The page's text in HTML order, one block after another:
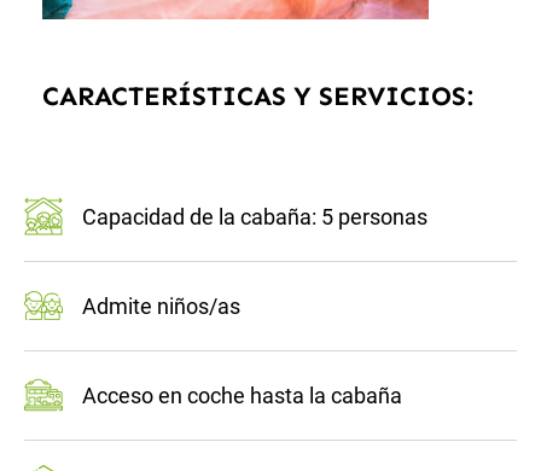
CARACTERÍSTICAS Y SERVICIOS:
Capacidad de la cabaña: 5 personas
Admite niños/as
Acceso en coche hasta la cabaña